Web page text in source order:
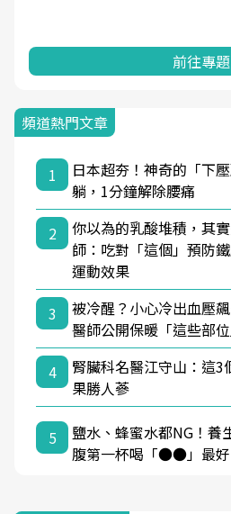
前往專題
頻道熱門文章
1
日本超夯！神奇的「下
躺，1分鐘解除腰痛
2
你以為的乳酸堆積，其
師：吃對「這個」預防
運動效果
3
被冷醒？小心冷出血壓
醫師公開保暖「這些部
4
腎臟科名醫江守山：這3
果勝人蔘
5
鹽水、蜂蜜水都NG！養
腹第一杯喝「●●」最好